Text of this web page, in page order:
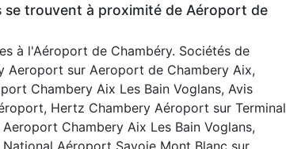
se trouvent à proximité de Aéroport de
à l'Aéroport de Chambéry. Sociétés de
Aeroport sur Aeroport de Chambery Aix,
Chambery Aix Les Bain Voglans, Avis
Hertz Chambery Aéroport sur Terminal
Chambery Aix Les Bain Voglans,
Aéroport Savoie Mont Blanc sur